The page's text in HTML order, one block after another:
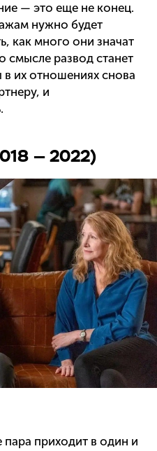
— это еще не конец.
нужно будет
как много они значат
смысле развод станет
в их отношениях снова
и
— 2022)
приходит в один и